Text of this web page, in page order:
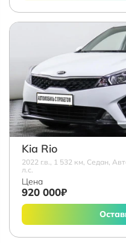
Kia Rio
2022 г.в., 1 532 км, Седан,
л.с.
Цена
920 000₽